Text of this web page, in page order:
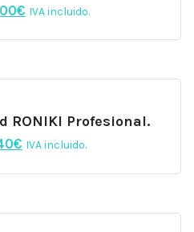
€El
actual
IVA incluido.
RONIKI Profesional.
€ El
actual
IVA incluido.